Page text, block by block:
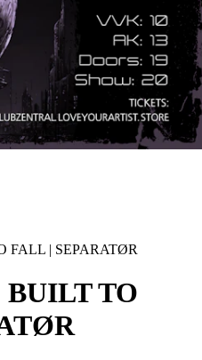
FALL | SEPARATØR
BUILT TO